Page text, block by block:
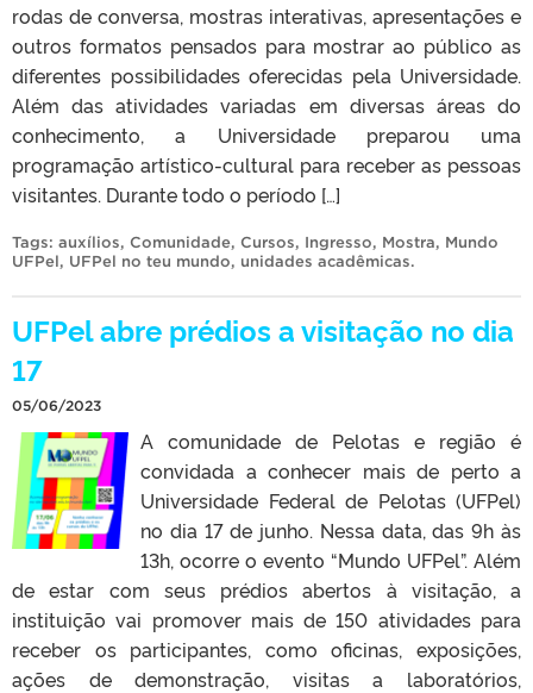
rodas de conversa, mostras interativas, apresentações e
outros formatos pensados para mostrar ao público as
diferentes possibilidades oferecidas pela Universidade.
Além das atividades variadas em diversas áreas do
conhecimento, a Universidade preparou uma
programação artístico-cultural para receber as pessoas
visitantes. Durante todo o período […]
Tags: auxílios, Comunidade, Cursos, Ingresso, Mostra, Mundo
UFPel, UFPel no teu mundo, unidades acadêmicas.
UFPel abre prédios a visitação no dia
17
05/06/2023
A comunidade de Pelotas e região é
convidada a conhecer mais de perto a
Universidade Federal de Pelotas (UFPel)
no dia 17 de junho. Nessa data, das 9h às
13h, ocorre o evento “Mundo UFPel”. Além
de estar com seus prédios abertos à visitação, a
instituição vai promover mais de 150 atividades para
receber os participantes, como oficinas, exposições,
ações de demonstração, visitas a laboratórios,